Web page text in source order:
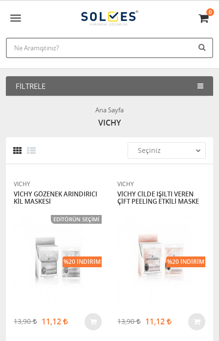
0
FILTRELE
Ana Sayfa
VICHY
VICHY
VİCHY GÖZENEK ARINDIRICI
KİL MASKESİ
EDITÖRÜN SEÇIMI
13,90 11,12
%20 İNDIRIM
VICHY
VİCHY CİLDE IŞILTI VEREN
ÇİFT PEELİNG ETKİLİ MASKE
13,90 11,12
%20 İNDIRIM